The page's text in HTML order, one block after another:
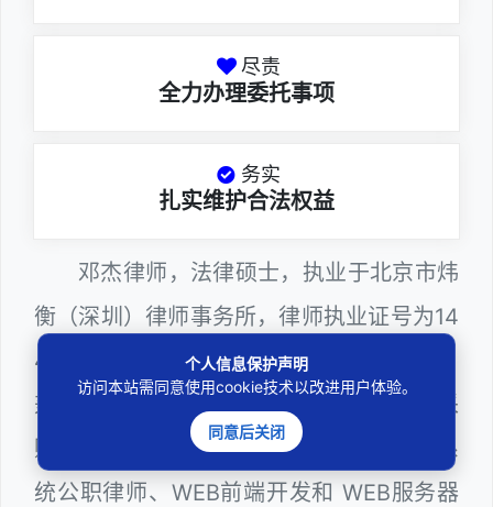
尽责
全力办理委托事项
务实
扎实维护合法权益
邓杰律师，法律硕士，执业于北京市炜
衡（深圳）律师事务所，律师执业证号为14
403201810022100。邓杰律师现（或曾）
兼任深圳市人民政府听证员、深圳市政府采
购评审专家（法律类），深圳市某区政府系
统公职律师、WEB前端开发和 WEB服务器
个人信息保护声明
访问本站需同意使用cookie技术以改进用户体验。
同意后关闭